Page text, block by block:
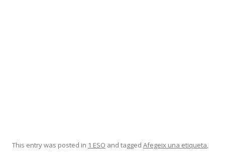
This entry was posted in 1 ESO and tagged Afegeix una etiqueta,